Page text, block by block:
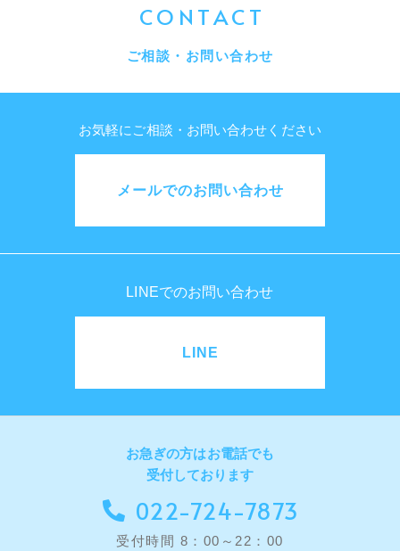
CONTACT
ご相談・お問い合わせ
お気軽にご相談・お問い合わせください
メールでのお問い合わせ
LINEでのお問い合わせ
LINE
お急ぎの方はお電話でも
受付しております
022-724-7873
受付時間 8：00～22：00